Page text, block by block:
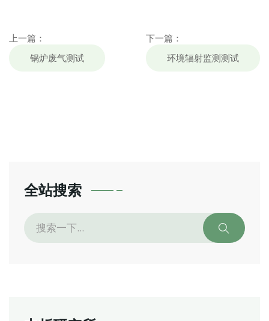
上一篇：
锅炉废气测试
下一篇：
环境辐射监测测试
全站搜索